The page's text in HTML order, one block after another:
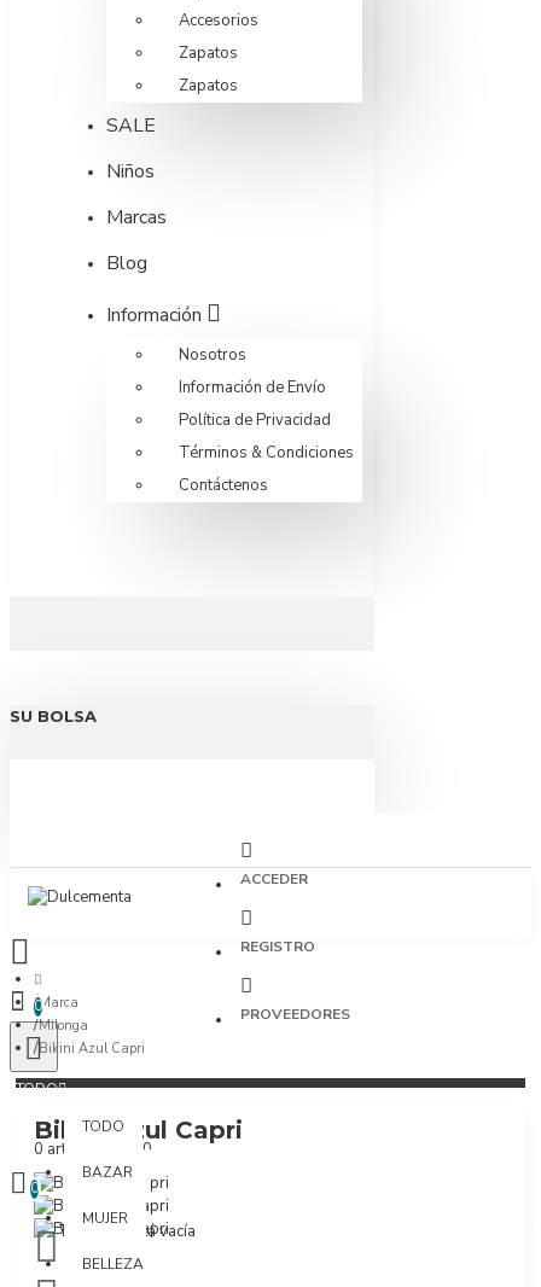
Accesorios
Zapatos
Zapatos
SALE
Niños
Marcas
Blog
Información
Nosotros
Información de Envío
Política de Privacidad
Términos & Condiciones
Contáctenos
SU BOLSA
ACCEDER
REGISTRO
PROVEEDORES
0
TODO
TODO
BAZAR
MUJER
BELLEZA
0 artículo(s) - $0
0
Tu bolsa está vacía
Marca
Milonga
Bikini Azul Capri
Bikini Azul Capri